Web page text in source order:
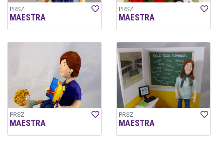
PRSZ
MAESTRA
PRSZ
MAESTRA
PRSZ
MAESTRA
PRSZ
MAESTRA